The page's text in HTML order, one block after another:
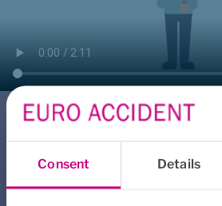
Consent Details
Sjukförsäkring PlanSjuk
Ekonomisk ersättning till
medarbetare som blir